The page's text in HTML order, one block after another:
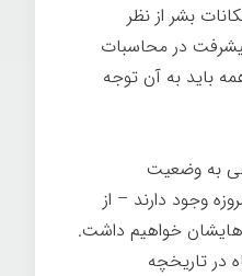
بشر از نظر
در محاسبات
باید به آن توجه
به وضعیت
وجود دارند – از
خواهیم داشت.
در تاریخچه